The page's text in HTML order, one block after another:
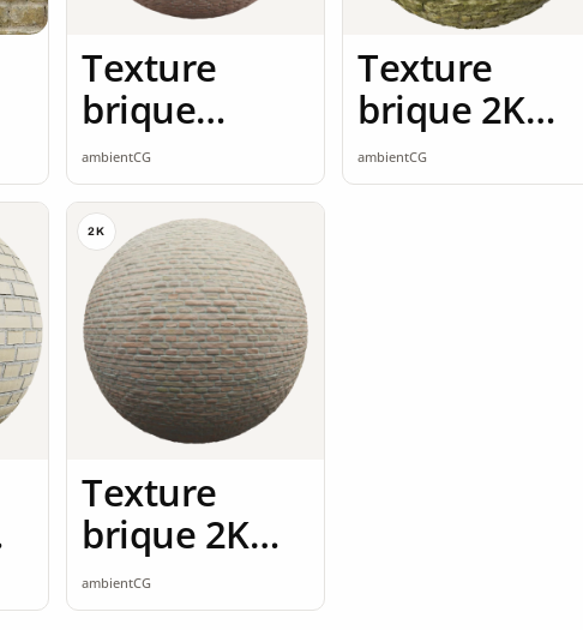
Texture
brique
brique rouge
2K seamless
ambientCG
Texture
brique 2K
seamless
ambientCG
2K
Texture
brique 2K
seamless
ambientCG